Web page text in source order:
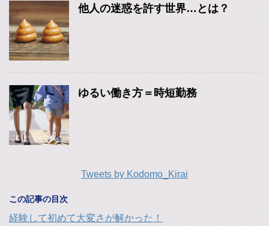
他人の迷惑を許す世界…とは？
ゆるい働き方＝時短勤務
Tweets by Kodomo_Kirai
この記事の目次
経験して初めて大変さが解かった！